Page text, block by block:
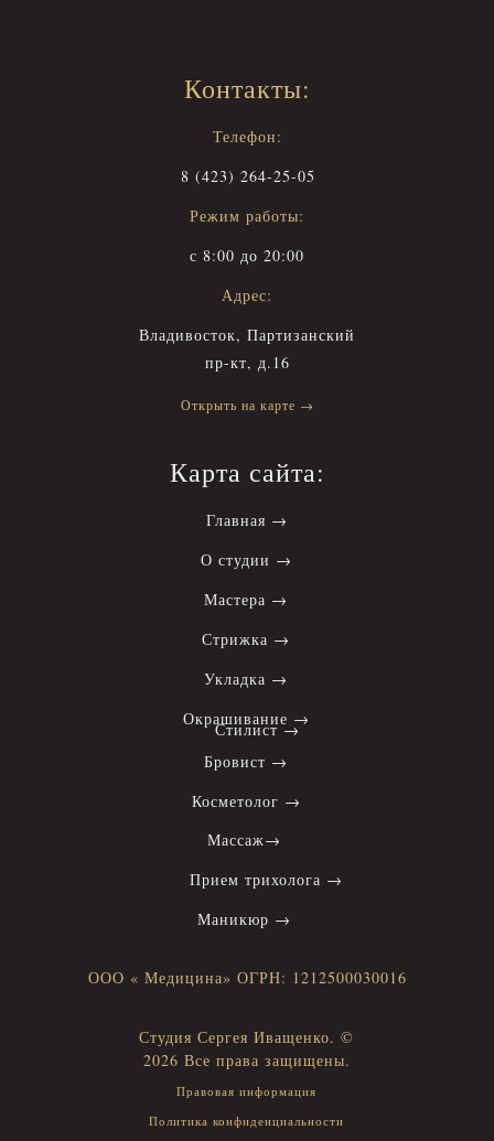
Контакты:
с 8:00 до 20:00
Владивосток, Партизанский
пр-кт, д.16
Открыть на карте →
Главная →
О студии →
Мастера →
Стрижка →
Укладка →
Окрашивание →
Стилист →
Прием трихолога →
Маникюр →
Массаж→
Бровист →
Косметолог →
ООО « Медицина» ОГРН: 1212500030016
Студия Сергея Иващенко. ©
2026 Все права защищены.
Карта сайта:
8 (423) 264-25-05
Телефон:
Режим работы:
Адрес:
Правовая информация
Политика конфиденциальности